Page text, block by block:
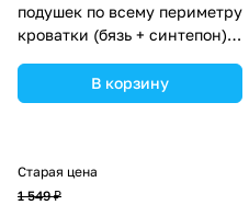
подушек по всему периметру
кроватки (бязь + синтепон)
ассортименте.В корзину
Старая цена
1 549 ₽